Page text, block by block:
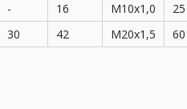
- 16 M10x1,0 25
30 42 M20x1,5 60